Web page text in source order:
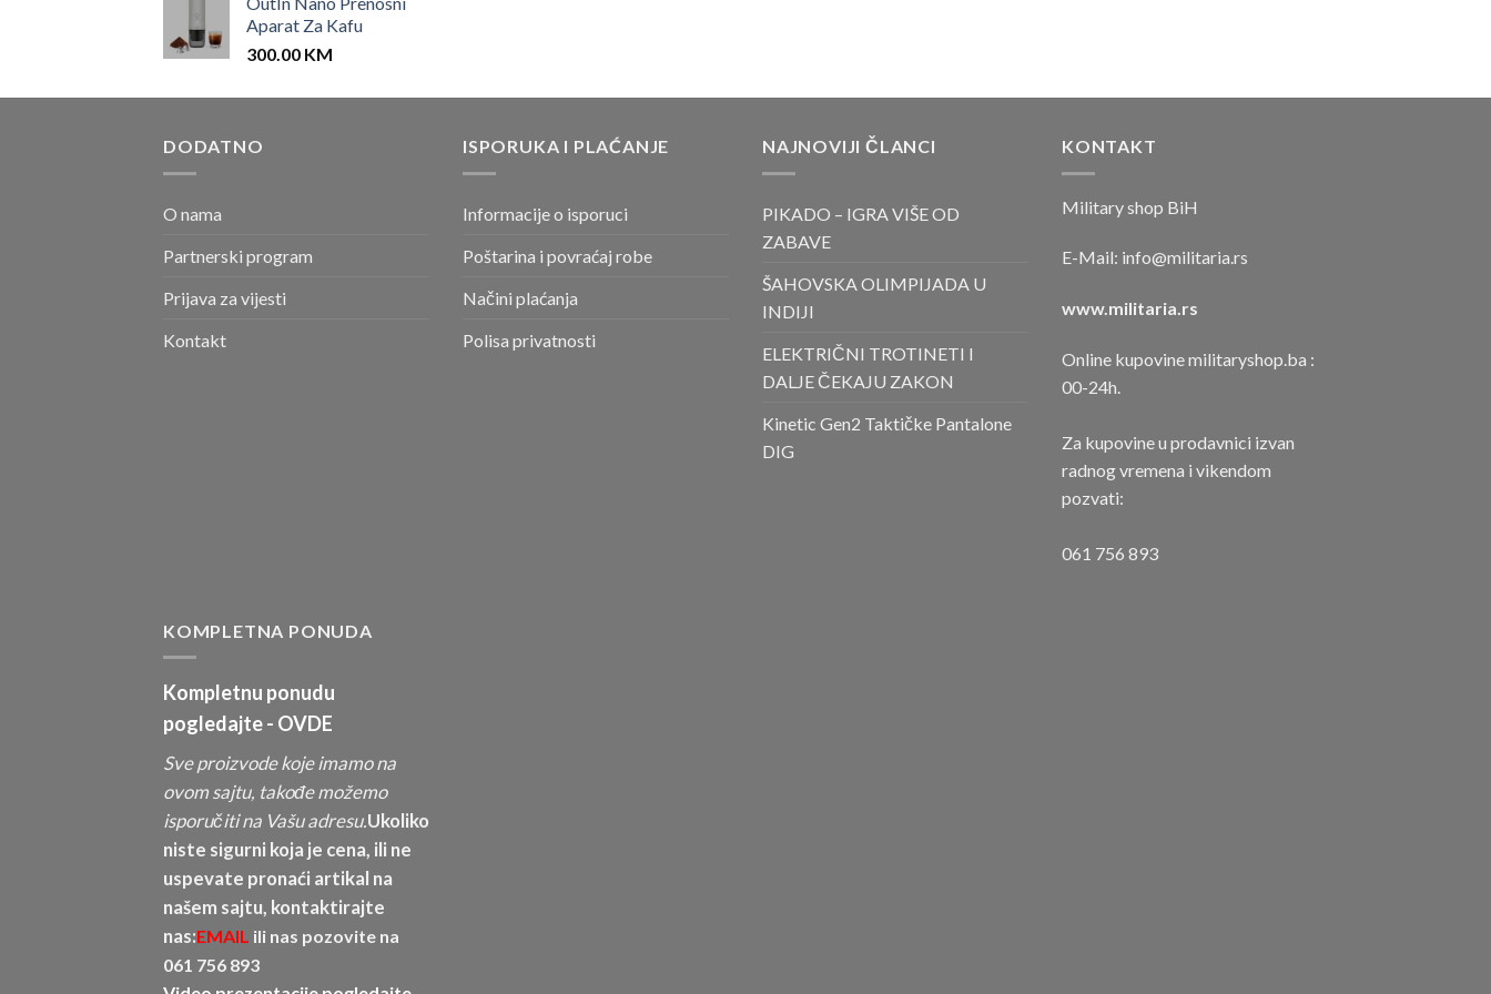
Aparat Za Kafu
300.00 KM
DODATNO
O nama
Partnerski program
Prijava za vijesti
Kontakt
ISPORUKA I PLAĆANJE
Informacije o isporuci
Poštarina i povraćaj robe
Načini plaćanja
Polisa privatnosti
NAJNOVIJI ČLANCI
PIKADO – IGRA VIŠE OD
ZABAVE
ŠAHOVSKA OLIMPIJADA U
INDIJI
ELEKTRIČNI TROTINETI I
DALJE ČEKAJU ZAKON
Kinetic Gen2 Taktičke Pantalone
DIG
KONTAKT
Military shop BiH
E-Mail: info@militaria.rs
www.militaria.rs
Online kupovine militaryshop.ba :
00-24h.
Za kupovine u prodavnici izvan
radnog vremena i vikendom
pozvati:
061 756 893
KOMPLETNA PONUDA
Kompletnu ponudu
pogledajte - OVDE
Sve proizvode koje imamo na
ovom sajtu, takođe možemo
isporučiti na Vašu adresu.Ukoliko
niste sigurni koja je cena, ili ne
uspevate pronaći artikal na
našem sajtu, kontaktirajte
nas:EMAIL ili nas pozovite na
061 756 893